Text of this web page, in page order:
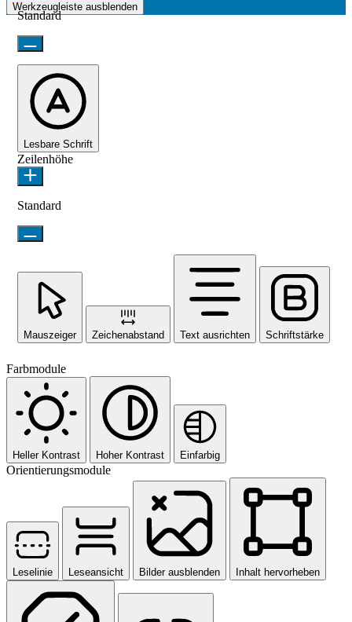
Werkzeugleiste ausblenden
Standard
Lesbare Schrift
Zeilenhöhe
Standard
Mauszeiger Zeichenabstand Text ausrichten Schriftstärke
Farbmodule
Heller Kontrast Hoher Kontrast Einfarbig
Orientierungsmodule
Leselinie Leseansicht Bilder ausblenden Inhalt hervorheben